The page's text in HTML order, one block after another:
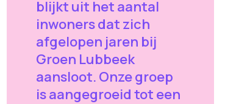
blijkt uit het aantal
inwoners dat zich
afgelopen jaren bij
Groen Lubbeek
aansloot. Onze groep
is aangegroeid tot een